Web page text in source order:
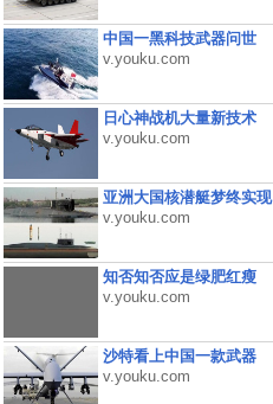
中国一黑科技武器问世
v.youku.com
日心神战机大量新技术
v.youku.com
亚洲大国核潜艇梦终实现
v.youku.com
知否知否应是绿肥红瘦
v.youku.com
沙特看上中国一款武器
v.youku.com